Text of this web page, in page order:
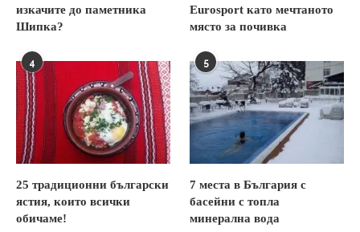
изкачите до паметника
Шипка?
Eurosport като мечтаното
място за почивка
4
25 традиционни български
ястия, които всички
обичаме!
5
7 места в България с
басейни с топла
минерална вода